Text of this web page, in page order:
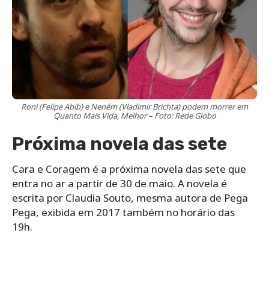
Roni (Felipe Abib) e Neném (Vladimir Brichta) podem morrer em
Quanto Mais Vida, Melhor – Foto: Rede Globo
Próxima novela das sete
Cara e Coragem é a próxima novela das sete que
entra no ar a partir de 30 de maio. A novela é
escrita por Claudia Souto, mesma autora de Pega
Pega, exibida em 2017 também no horário das
19h.